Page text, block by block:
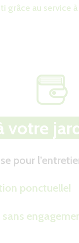
grâce au service
votre
pour
ponctuelle!